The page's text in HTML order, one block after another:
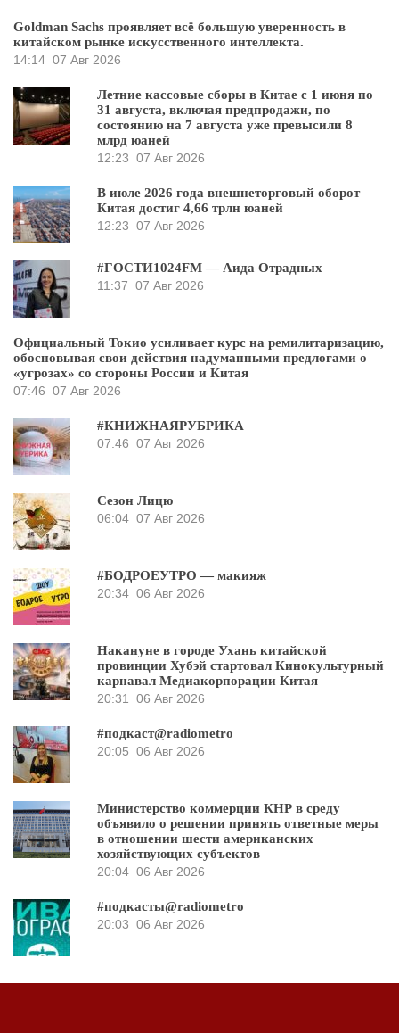
Goldman Sachs проявляет всё большую уверенность в
китайском рынке искусственного интеллекта.
14:14 07 Авг 2026
Летние кассовые сборы в Китае с 1 июня по
31 августа, включая предпродажи, по
состоянию на 7 августа уже превысили 8
млрд юаней
12:23 07 Авг 2026
В июле 2026 года внешнеторговый оборот
Китая достиг 4,66 трлн юаней
12:23 07 Авг 2026
#ГОСТИ1024FM — Аида Отрадных
11:37 07 Авг 2026
Официальный Токио усиливает курс на ремилитаризацию,
обосновывая свои действия надуманными предлогами о
«угрозах» со стороны России и Китая
07:46 07 Авг 2026
#КНИЖНАЯРУБРИКА
07:46 07 Авг 2026
Сезон Лицю
06:04 07 Авг 2026
#БОДРОЕУТРО — макияж
20:34 06 Авг 2026
Накануне в городе Ухань китайской
провинции Хубэй стартовал Кинокультурный
карнавал Медиакорпорации Китая
20:31
06 Авг 2026
#подкаст@radiometro
20:05 06 Авг 2026
Министерство коммерции КНР в среду
объявило о решении принять ответные меры
в отношении шести американских
хозяйствующих субъектов
20:04 06 Авг 2026
#подкасты@radiometro
20:03 06 Авг 2026